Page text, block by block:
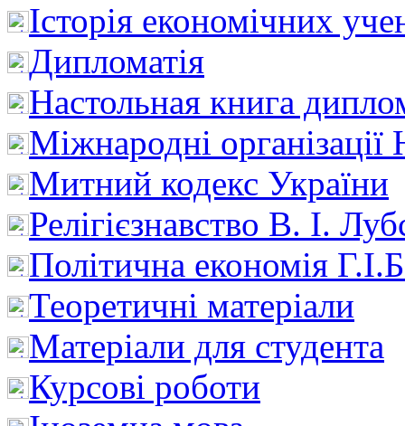
Історія економічних
Дипломатія
Настольная книга
Міжнародні
Митний кодекс України
Релігієзнавство В. І.
Політична економія
Теоретичні матеріали
Матеріали для студента
Курсові роботи